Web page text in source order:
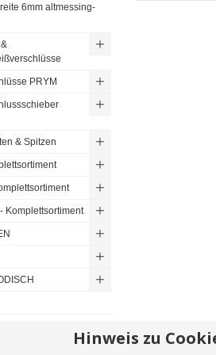
6mm altmessing-
PRYM
& Spitzen
Komplettsortiment
Hinweis zu